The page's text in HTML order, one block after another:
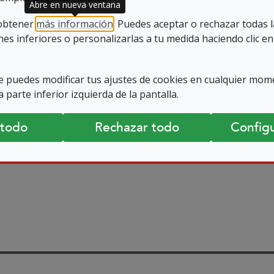
más información . Puedes aceptar o rechazar todas
inferiores o personalizarlas a tu medida haciendo clic
puedes modificar tus ajustes de cookies en cualquier
parte inferior izquierda de la pantalla.
Rechazar todo
Abre en nueva ventana
la Comisión de Derechos Humanos de
directora de Confemac (Confederación
por la Sr. Sánchez. tomaron la
y reflexionar sobre las distintas